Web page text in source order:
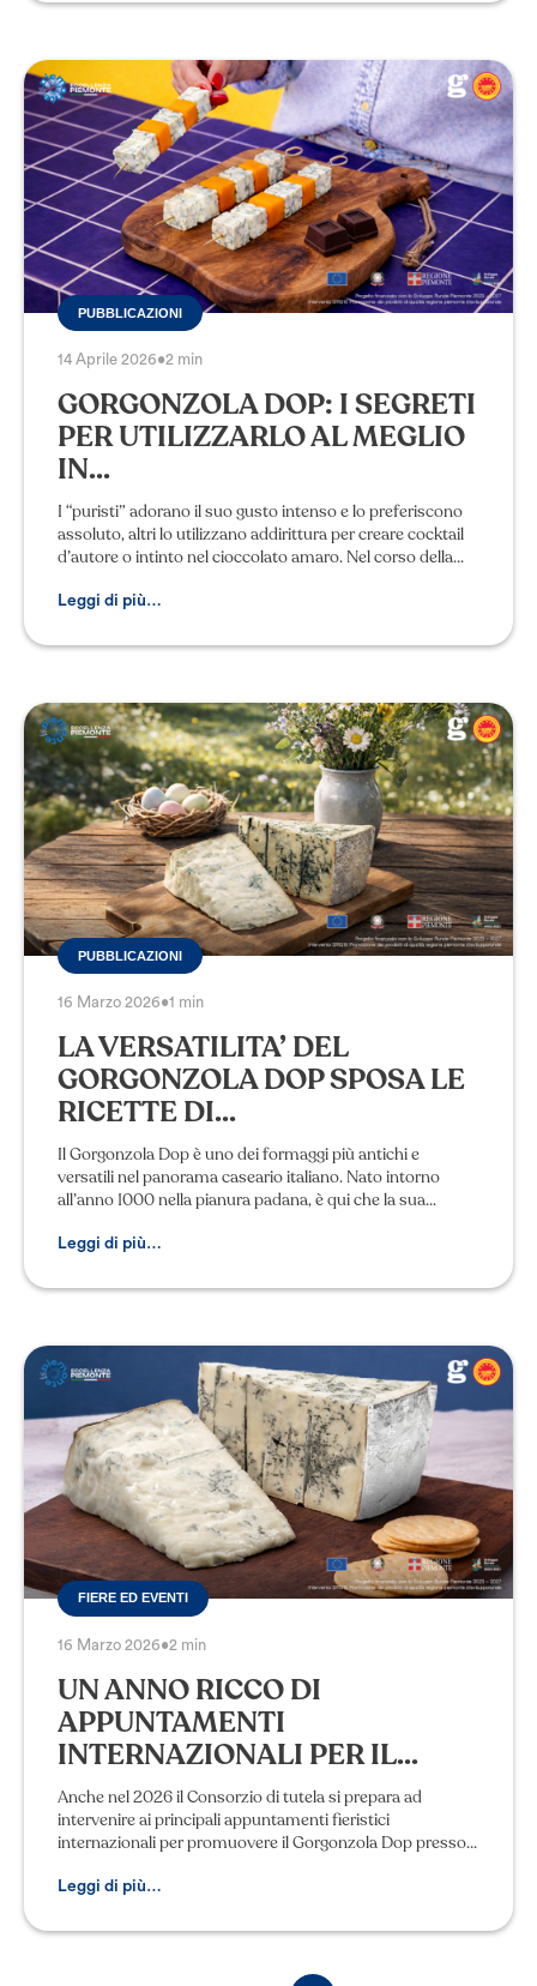
PUBBLICAZIONI
14 Aprile 2026•2 min
GORGONZOLA DOP: I SEGRETI
PER UTILIZZARLO AL MEGLIO
IN...
I “puristi” adorano il suo gusto intenso e lo preferiscono
assoluto, altri lo utilizzano addirittura per creare cocktail
d’autore o intinto nel cioccolato amaro. Nel corso della
Leggi di più…
PUBBLICAZIONI
16 Marzo 2026•1 min
LA VERSATILITA’ DEL
GORGONZOLA DOP SPOSA LE
RICETTE DI...
Il Gorgonzola Dop è uno dei formaggi più antichi e
versatili nel panorama caseario italiano. Nato intorno
all’anno 1000 nella pianura padana, è qui che la sua
Leggi di più…
FIERE ED EVENTI
16 Marzo 2026•2 min
UN ANNO RICCO DI
APPUNTAMENTI
INTERNAZIONALI PER IL...
Anche nel 2026 il Consorzio di tutela si prepara ad
intervenire ai principali appuntamenti fieristici
internazionali per promuovere il Gorgonzola Dop presso
Leggi di più…